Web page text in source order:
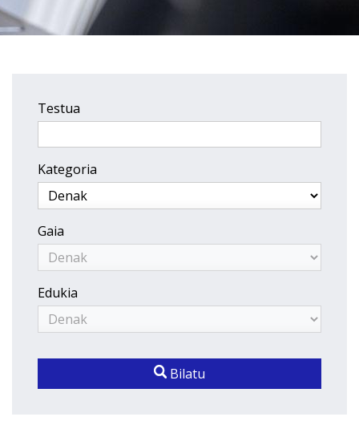
Testua
Kategoria
Gaia
Edukia
Bilatu